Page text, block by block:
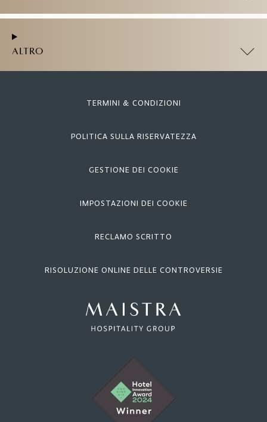
ALTRO
TERMINI & CONDIZIONI
POLITICA SULLA RISERVATEZZA
GESTIONE DEI COOKIE
IMPOSTAZIONI DEI COOKIE
RECLAMO SCRITTO
RISOLUZIONE ONLINE DELLE CONTROVERSIE